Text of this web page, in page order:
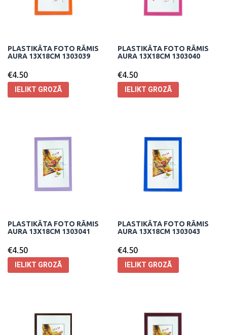
PLASTIKĀTA FOTO RĀMIS
AURA 13X18CM 1303039
€4.50
IELIKT GROZĀ
PLASTIKĀTA FOTO RĀMIS
AURA 13X18CM 1303040
€4.50
IELIKT GROZĀ
PLASTIKĀTA FOTO RĀMIS
AURA 13X18CM 1303041
€4.50
IELIKT GROZĀ
PLASTIKĀTA FOTO RĀMIS
AURA 13X18CM 1303043
€4.50
IELIKT GROZĀ